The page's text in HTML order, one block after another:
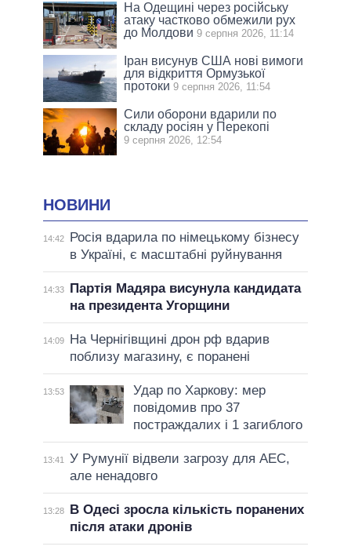
На Одещині через російську
атаку частково обмежили рух
до Молдови 9 серпня 2026, 11:14
Іран висунув США нові вимоги
для відкриття Ормузької
протоки 9 серпня 2026, 11:54
Сили оборони вдарили по
складу росіян у Перекопі
9 серпня 2026, 12:54
НОВИНИ
14:42
Росія вдарила по німецькому бізнесу
в Україні, є масштабні руйнування
14:33
Партія Мадяра висунула кандидата
на президента Угорщини
14:09
На Чернігівщині дрон рф вдарив
поблизу магазину, є поранені
13:53
Удар по Харкову: мер
повідомив про 37
постраждалих і 1 загиблого
13:41
У Румунії відвели загрозу для АЕС,
але ненадовго
13:28
В Одесі зросла кількість поранених
після атаки дронів